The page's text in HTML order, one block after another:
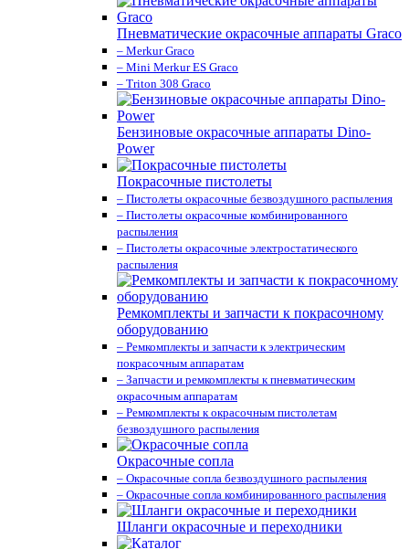
Пневматические окрасочные аппараты Graco
– Merkur Graco
– Mini Merkur ES Graco
– Triton 308 Graco
Бензиновые окрасочные аппараты Dino-
Power
Покрасочные пистолеты
– Пистолеты окрасочные безвоздушного распыления
– Пистолеты окрасочные комбинированного
распыления
– Пистолеты окрасочные электростатического
распыления
Ремкомплекты и запчасти к покрасочному
оборудованию
– Ремкомплекты и запчасти к электрическим
покрасочным аппаратам
– Запчасти и ремкомплекты к пневматическим
окрасочным аппаратам
– Ремкомплекты к окрасочным пистолетам
безвоздушного распыления
Окрасочные сопла
– Окрасочные сопла безвоздушного распыления
– Окрасочные сопла комбинированного распыления
Шланги окрасочные и переходники